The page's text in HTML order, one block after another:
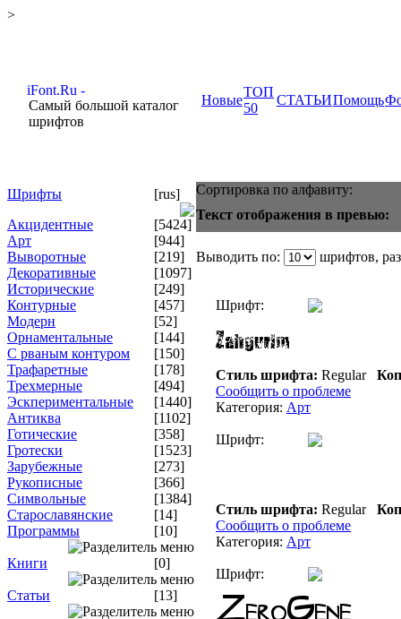
>
Самый большой каталог
шрифтов
Новые
ТОП
50
СТАТЬИПомощь
Шрифты
[rus]
Акцидентные
[5424]
Арт
[944]
Выворотные
[219]
Декоративные
[1097]
Исторические
[249]
Контурные
[457]
Модерн
[52]
Орнаментальные
[144]
С рваным контуром
[150]
Трафаретные
[178]
Трехмерные
[494]
Эскпериментальные
[1440]
Антиква
[1102]
Готические
[358]
Гротески
[1523]
Зарубежные
[273]
Рукописные
[366]
Символьные
[1384]
Старославянские
[14]
Программы
[10]
Книги [0]
Статьи [13]
Сортировка по алфавиту:
Текст отображения в превью:
Выводить по: шрифтов,
Шрифт:
Стиль шрифта: Regular
Сообщить о проблеме
Категория: Арт
Шрифт:
Стиль шрифта: Regular
Сообщить о проблеме
Категория: Арт
Шрифт: